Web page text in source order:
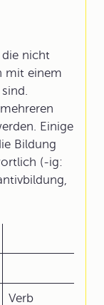
nicht
mit einem
Einige
Bildung
(-ig:
Verb